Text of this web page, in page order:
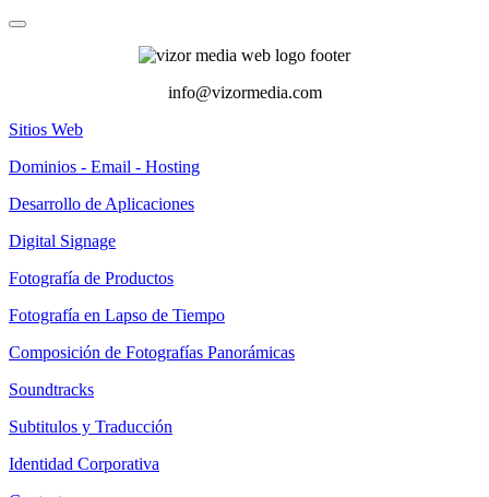
info@vizormedia.com
Sitios Web
Dominios - Email - Hosting
Desarrollo de Aplicaciones
Digital Signage
Fotografía de Productos
Fotografía en Lapso de Tiempo
Composición de Fotografías Panorámicas
Soundtracks
Subtitulos y Traducción
Identidad Corporativa